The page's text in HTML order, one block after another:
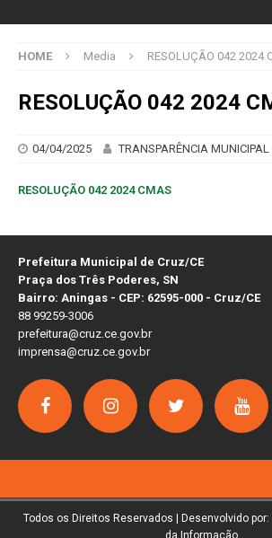
HOME Media RESOLUÇÃO 042 2024
RESOLUÇÃO 042 2024
04/04/2025 TRANSPARÊNCIA MUNICIPAL
RESOLUÇÃO 042 2024 CMAS
Prefeitura Municipal de Cruz/CE
Praça dos Três Poderes, SN
Bairro: Aningas - CEP: 62595-000 - Cruz/CE
88 99259-3006
prefeitura@cruz.ce.gov.br
imprensa@cruz.ce.gov.br
Todos os Direitos Reservados | Desenvolvido
da Informação